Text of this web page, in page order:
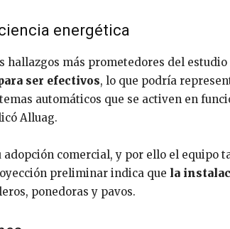
energética
más prometedores del estudio
ser efectivos, lo que podría
automáticos que se activen en
Alluag.
comercial, y por ello el equipo
preliminar indica que la
ponedoras y pavos.